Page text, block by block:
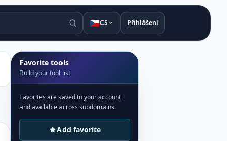
🇨🇿CS Přihlášení
Favorite tools
Build your tool list
Favorites are saved to your account
and available across subdomains.
Add favorite